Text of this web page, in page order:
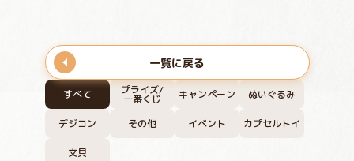
すべて プライズ/
一番くじ キャンペーン ぬいぐるみ
デジコン その他 イベント カプセルトイ
文具
一覧に戻る